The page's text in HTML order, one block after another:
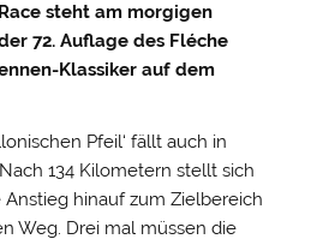
steht am morgigen
72. Auflage des Fléche
Klassiker auf dem
Pfeil‘ fällt auch in
134 Kilometern stellt sich
hinauf zum Zielbereich
Weg. Drei mal müssen die